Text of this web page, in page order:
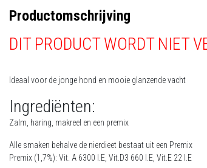
Productomschrijving
DIT PRODUCT WORDT NIET
Ideaal voor de jonge hond en mooie glanzende vacht
Ingrediënten:
Zalm, haring, makreel en een premix
Alle smaken behalve de nierdieet bestaat uit een Premix
Premix (1,7%): Vit. A 6300 I.E, Vit.D3 660 I.E, Vit.E 22 I.E